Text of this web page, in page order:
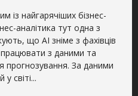
із найгарячіших бізнес-
аналітика тут одна з
що AI зніме з фахівців
з даними та
прогнозування. За даними
світі...